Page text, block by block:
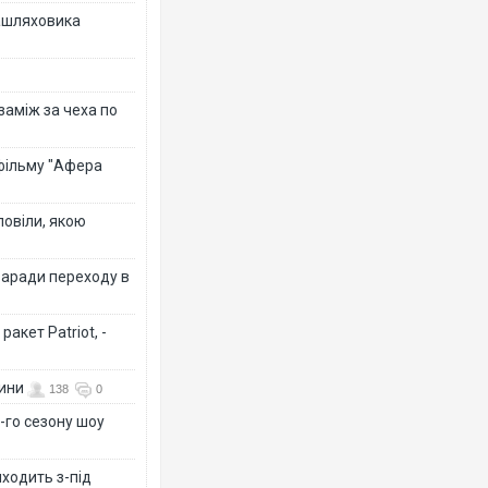
за чеха по
"Афера
якою
переходу в
Patriot, -
138 0
сезону шоу
з-під